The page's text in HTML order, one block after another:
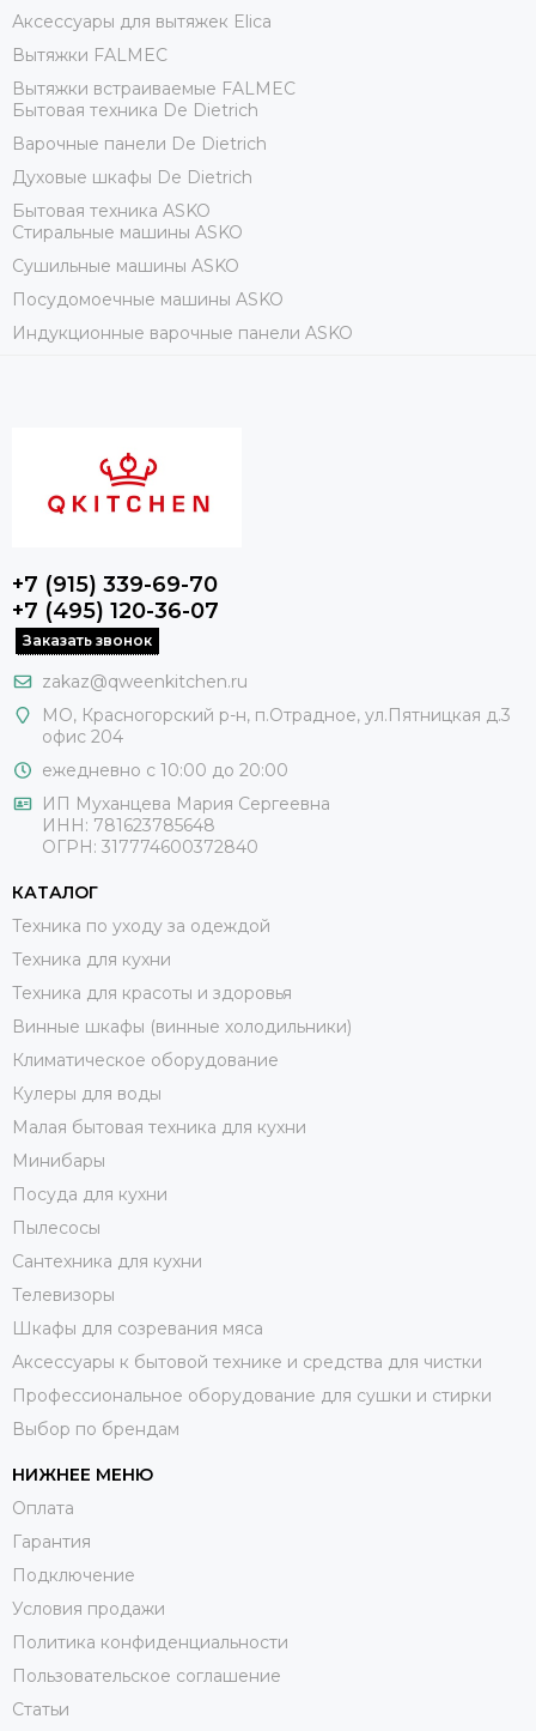
Аксессуары для вытяжек Elica
Вытяжки FALMEC
Вытяжки встраиваемые FALMEC
Бытовая техника De Dietrich
Варочные панели De Dietrich
Духовые шкафы De Dietrich
Бытовая техника ASKO
Стиральные машины ASKO
Сушильные машины ASKO
Посудомоечные машины ASKO
Индукционные варочные панели ASKO
+7 (915) 339-69-70
+7 (495) 120-36-07
Заказать звонок
zakaz@qweenkitchen.ru
МО, Красногорский р-н, п.Отрадное, ул.Пятницкая д.3
офис 204
ежедневно с 10:00 до 20:00
ИП Муханцева Мария Сергеевна
ИНН: 781623785648
ОГРН: 317774600372840
КАТАЛОГ
Техника по уходу за одеждой
Техника для кухни
Техника для красоты и здоровья
Винные шкафы (винные холодильники)
Климатическое оборудование
Кулеры для воды
Малая бытовая техника для кухни
Минибары
Посуда для кухни
Пылесосы
Сантехника для кухни
Телевизоры
Шкафы для созревания мяса
Аксессуары к бытовой технике и средства для чистки
Профессиональное оборудование для сушки и стирки
Выбор по брендам
НИЖНЕЕ МЕНЮ
Оплата
Гарантия
Подключение
Условия продажи
Политика конфиденциальности
Пользовательское соглашение
Статьи